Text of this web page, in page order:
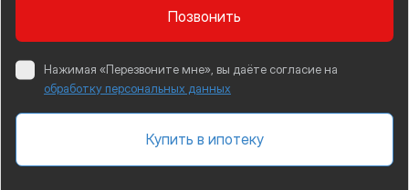
Позвонить
Нажимая «Перезвоните мне», вы даёте согласие на
обработку персональных данных
Купить в ипотеку